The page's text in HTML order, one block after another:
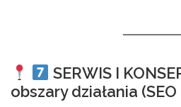
SERWIS I
obszary działania